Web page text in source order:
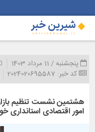
پنجشنبه / 11 مرداد 1403
کد خبر: 2024020695587
هشتمین نشست تنظیم
امور اقتصادی استانداری